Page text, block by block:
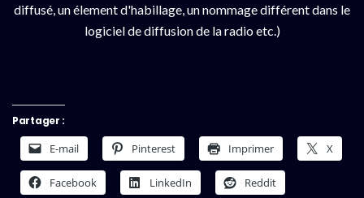
diffusé, un élement d'habillage, un nommage différent dans le
logiciel de diffusion de la radio etc.)
Partager :
E-mail Pinterest Imprimer X
Facebook LinkedIn Reddit